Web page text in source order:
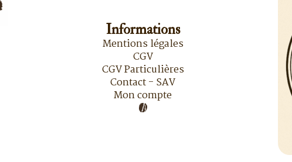
Informations
Mentions légales
CGV
CGV Particulières
Contact - SAV
Mon compte